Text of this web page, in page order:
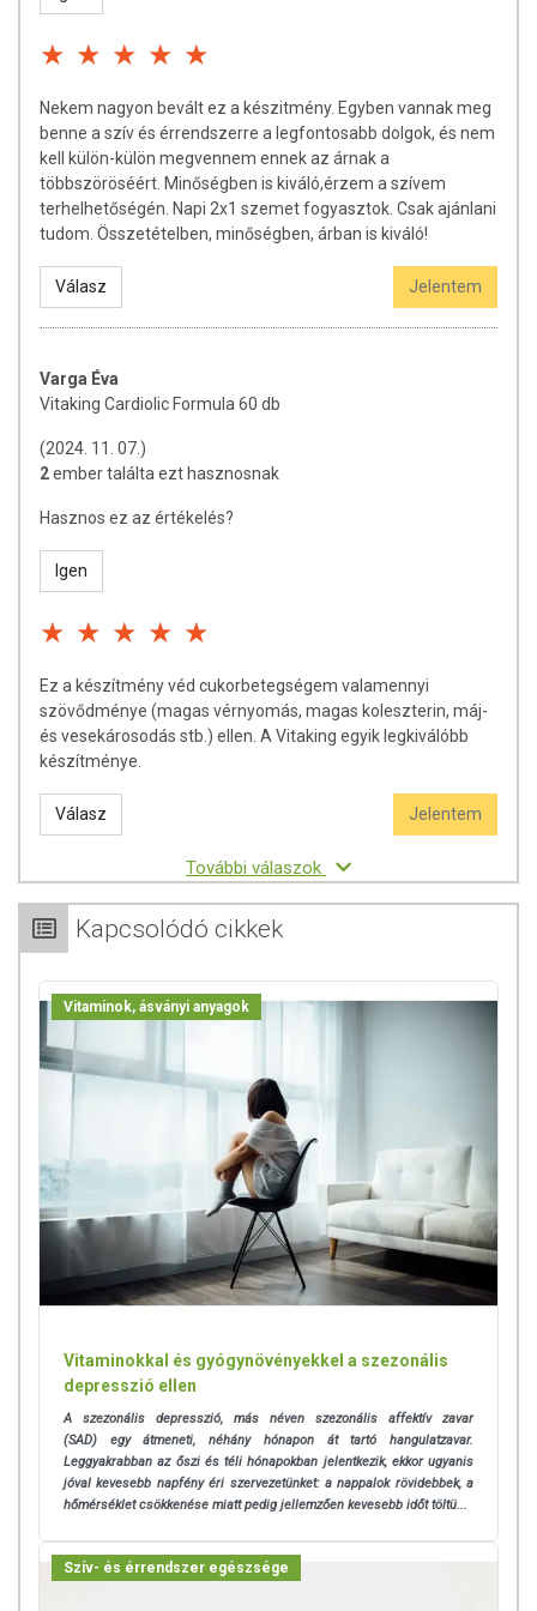
egészséges életmódot! A termék nem gyógyít betegségeket! A termék
nem az orvosi kezelés helyettesítésére alkalmas! Betegség esetén
használatát beszélje meg kezelőorvosával. Az ajánlott napi
fogyasztási mennyiséget ne lépje túl! Ne szedje a készítményt, ha az
összetevők bármelyikére érzékeny vagy allergiás! Kisgyermektől
elzárva tartandó!
Az étrend-kiegészítők az érvényben levő európai uniós szabályozás
szerint élelmiszereknek minősülnek, amelyek a hagyományos étrend
hatással rendelkezhetnek, amely egyénenként eltérő lehet, jelölésük,
megjelenítésük, és reklámozásuk során nem engedélyezett a
hatást tulajdonítani.
Nekem nagyon bevált ez a készitmény. Egyben vannak meg
benne a szív és érrendszerre a legfontosabb dolgok, és nem
kell külön-külön megvennem ennek az árnak a
többszöröséért. Minőségben is kiváló,érzem a szívem
terhelhetőségén. Napi 2x1 szemet fogyasztok. Csak ajánlani
tudom. Összetételben, minőségben, árban is kiváló!
Válasz Jelentem
Varga Éva
Vitaking Cardiolic Formula 60 db
(2024. 11. 07.)
2ember találta ezt hasznosnak
Hasznos ez az értékelés?
Igen
Ez a készítmény véd cukorbetegségem valamennyi
szövődménye (magas vérnyomás, magas koleszterin, máj-
és vesekárosodás stb.) ellen. A Vitaking egyik legkiválóbb
készítménye.
Válasz Jelentem
További válaszok
Kapcsolódó cikkek
Vitaminok, ásványi anyagok
Vitaminokkal és gyógynövényekkel a szezonális
depresszió ellen
A szezonális depresszió, más néven szezonális affektív zavar
(SAD) egy átmeneti, néhány hónapon át tartó hangulatzavar.
Leggyakrabban az őszi és téli hónapokban jelentkezik, ekkor ugyanis
jóval kevesebb napfény éri szervezetünket: a nappalok rövidebbek, a
hőmérséklet csökkenése miatt pedig jellemzően kevesebb időt töltü...
Szív- és érrendszer egészsége